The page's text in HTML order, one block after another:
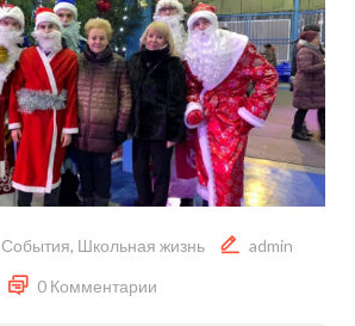
События, Школьная жизнь
admin
0 Комментарии